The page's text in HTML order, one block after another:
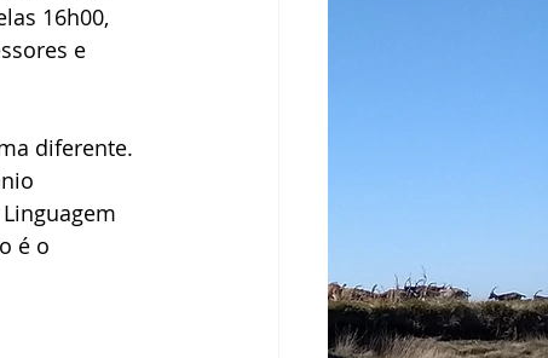
16h00,
e
diferente.
é o